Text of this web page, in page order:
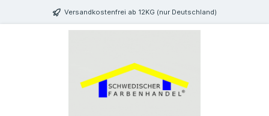
springen Versandkostenfrei ab 12KG (nur Deutschland)